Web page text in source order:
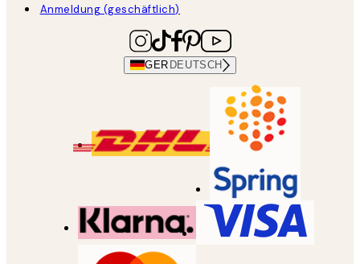
Anmeldung (geschäftlich)
GER DEUTSCH